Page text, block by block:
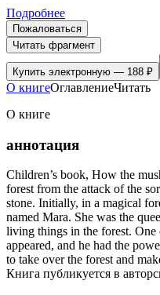
Подробнее
Пожаловаться
Читать фрагмент
Купить электронную — 188 ₽
О книгеОглавлениеЧитать
О книге
аннотация
Children’s book, How the
forest from the attack of the
stone. Initially, in a magical
named Mara. She was the
living things in the forest. One
appeared, and he had the
to take over the forest and
Книга публикуется в